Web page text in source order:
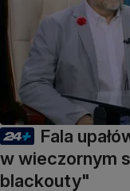
Fala
w wieczornym
blackouty"